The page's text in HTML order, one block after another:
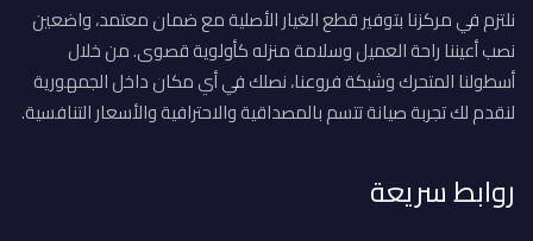
نلتزم في مركزنا بتوفير قطع الغيار الأصلية مع ضمان معتمد، واضعين
نصب أعيننا راحة العميل وسلامة منزله كأولوية قصوى. من خلال
أسطولنا المتحرك وشبكة فروعنا، نصلك في أي مكان داخل الجمهورية
لنقدم لك تجربة صيانة تتسم بالمصداقية والاحترافية والأسعار التنافسية.
روابط سريعة